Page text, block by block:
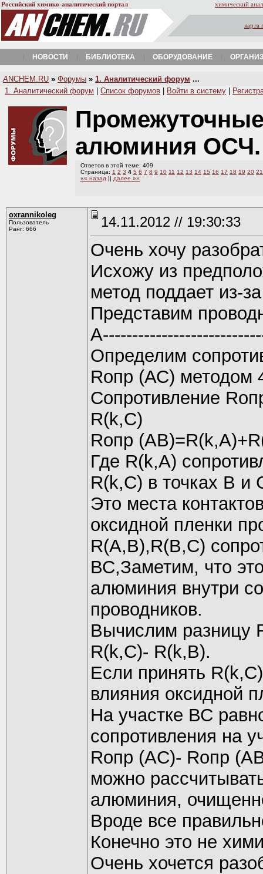
Российский химико-аналитический портал химический
карта
НОВОСТИ БИБЛИОТЕКА ОБОРУДОВАНИЕ
A NCHEM.RU » Форумы » 1. Аналитический форум ...
1. Аналитический форум
Список форумов Войти в систему
алюминия
Ответов в этой теме: 409
Страница: 1 2 3 4 5 6 7 8 9 10 11 12 13 14 15 16 17 18 19 20 21
«« назад || далее »»
oxrannikoleg
Пользователь
Ранг: 666
14.11.2012 // 19:30:33
Очень хочу
Исхожу из
метод поддает из-
Представим
Определим
Rопр (АС) методом
Сопротивление
R(k,C)
Rопр
Где R(k,A)
R(k,C) в точках В и
Это места
оксидной пленки
R(A,B),R(B,C)
ВС,Заметим, что
алюминия внутри
проводников.
Вычислим разницу
R(k,C)- R(k,B).
Если принять
влияния оксидной
На участке ВС
сопротивления на
Rопр (AC)- Rопр
можно
алюминия,
Вроде все
Конечно это не
Очень хочется